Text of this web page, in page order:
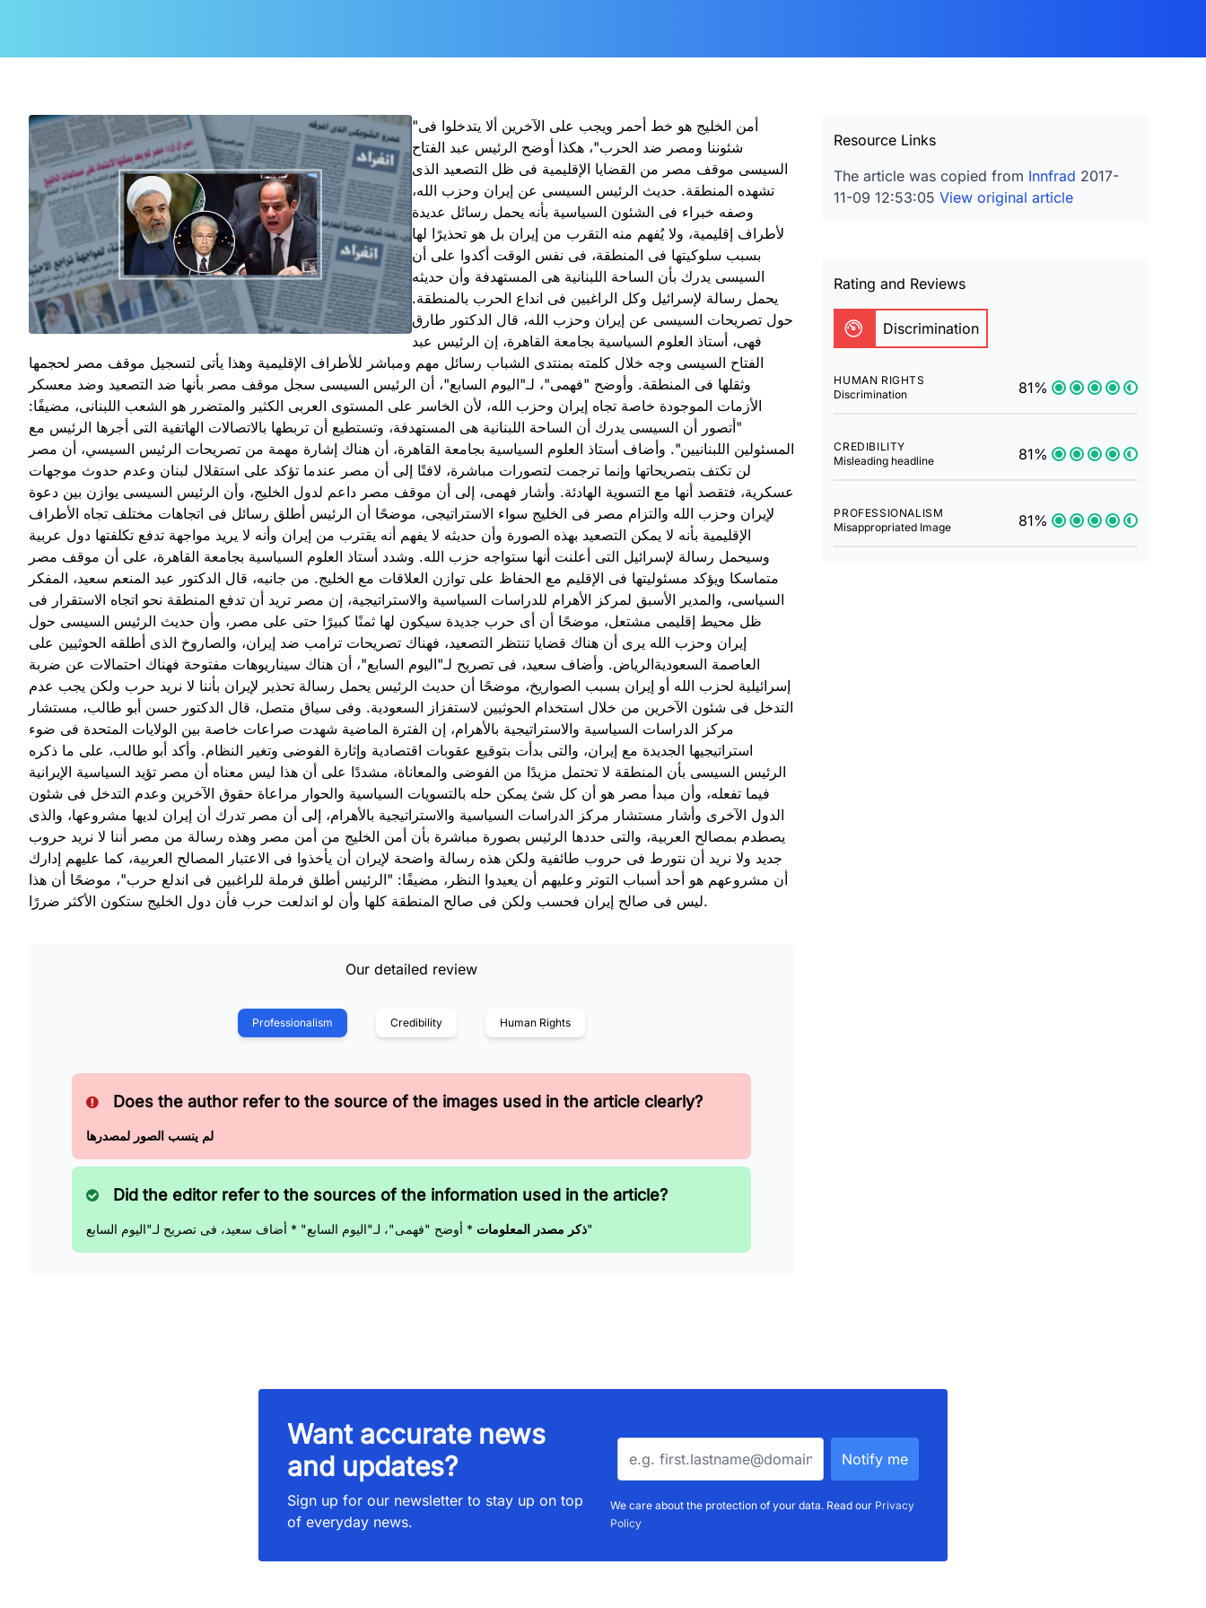
"أمن الخليج هو خط أحمر ويجب على الآخرين ألا يتدخلوا فى
شئوننا ومصر ضد الحرب"، هكذا أوضح الرئيس عبد الفتاح
السيسى موقف مصر من القضايا الإقليمية فى ظل التصعيد الذى
تشهده المنطقة. حديث الرئيس السيسى عن إيران وحزب الله،
وصفه خبراء فى الشئون السياسية بأنه يحمل رسائل عديدة
لأطراف إقليمية، ولا يُفهم منه التقرب من إيران بل هو تحذيرًا لها
بسبب سلوكيتها فى المنطقة، فى نفس الوقت أكدوا على أن
السيسى يدرك بأن الساحة اللبنانية هى المستهدفة وأن حديثه
يحمل رسالة لإسرائيل وكل الراغبين فى انداع الحرب بالمنطقة.
حول تصريحات السيسى عن إيران وحزب الله، قال الدكتور طارق
فهى، أستاذ العلوم السياسية بجامعة القاهرة، إن الرئيس عبد
الفتاح السيسى وجه خلال كلمته بمنتدى الشباب رسائل مهم ومباشر للأطراف الإقليمية وهذا يأتى لتسجيل موقف مصر لحجمها
وثقلها فى المنطقة. وأوضح "فهمى"، لـ"اليوم السابع"، أن الرئيس السيسى سجل موقف مصر بأنها ضد التصعيد وضد معسكر
الأزمات الموجودة خاصة تجاه إيران وحزب الله، لأن الخاسر على المستوى العربى الكثير والمتضرر هو الشعب اللبنانى، مضيفًا:
"أتصور أن السيسى يدرك أن الساحة اللبنانية هى المستهدفة، وتستطيع أن تربطها بالاتصالات الهاتفية التى أجرها الرئيس مع
المسئولين اللبنانيين". وأضاف أستاذ العلوم السياسية بجامعة القاهرة، أن هناك إشارة مهمة من تصريحات الرئيس السيسي، أن مصر
لن تكتف بتصريحاتها وإنما ترجمت لتصورات مباشرة، لافتًا إلى أن مصر عندما تؤكد على استقلال لبنان وعدم حدوث موجهات
عسكرية، فتقصد أنها مع التسوية الهادئة. وأشار فهمى، إلى أن موقف مصر داعم لدول الخليج، وأن الرئيس السيسى يوازن بين دعوة
لإيران وحزب الله والتزام مصر فى الخليج سواء الاستراتيجى، موضحًا أن الرئيس أطلق رسائل فى اتجاهات مختلف تجاه الأطراف
الإقليمية بأنه لا يمكن التصعيد بهذه الصورة وأن حديثه لا يفهم أنه يقترب من إيران وأنه لا يريد مواجهة تدفع تكلفتها دول عربية
وسيحمل رسالة لإسرائيل التى أعلنت أنها ستواجه حزب الله. وشدد أستاذ العلوم السياسية بجامعة القاهرة، على أن موقف مصر
متماسكا ويؤكد مسئوليتها فى الإقليم مع الحفاظ على توازن العلاقات مع الخليج. من جانبه، قال الدكتور عبد المنعم سعيد، المفكر
السياسى، والمدير الأسبق لمركز الأهرام للدراسات السياسية والاستراتيجية، إن مصر تريد أن تدفع المنطقة نحو اتجاه الاستقرار فى
ظل محيط إقليمى مشتعل، موضحًا أن أى حرب جديدة سيكون لها ثمنًا كبيرًا حتى على مصر، وأن حديث الرئيس السيسى حول
إيران وحزب الله يرى أن هناك قضايا تنتظر التصعيد، فهناك تصريحات ترامب ضد إيران، والصاروخ الذى أطلقه الحوثيين على
العاصمة السعوديةالرياض. وأضاف سعيد، فى تصريح لـ"اليوم السابع"، أن هناك سيناريوهات مفتوحة فهناك احتمالات عن ضربة
إسرائيلية لحزب الله أو إيران بسبب الصواريخ، موضحًا أن حديث الرئيس يحمل رسالة تحذير لإيران بأننا لا نريد حرب ولكن يجب عدم
التدخل فى شئون الآخرين من خلال استخدام الحوثيين لاستفزاز السعودية. وفى سياق متصل، قال الدكتور حسن أبو طالب، مستشار
مركز الدراسات السياسية والاستراتيجية بالأهرام، إن الفترة الماضية شهدت صراعات خاصة بين الولايات المتحدة فى ضوء
استراتيجيها الجديدة مع إيران، والتى بدأت بتوقيع عقوبات اقتصادية وإثارة الفوضى وتغير النظام. وأكد أبو طالب، على ما ذكره
الرئيس السيسى بأن المنطقة لا تحتمل مزيدًا من الفوضى والمعاناة، مشددًا على أن هذا ليس معناه أن مصر تؤيد السياسية الإيرانية
فيما تفعله، وأن مبدأ مصر هو أن كل شئ يمكن حله بالتسويات السياسية والحوار مراعاة حقوق الآخرين وعدم التدخل فى شئون
الدول الآخرى وأشار مستشار مركز الدراسات السياسية والاستراتيجية بالأهرام، إلى أن مصر تدرك أن إيران لديها مشروعها، والذى
يصطدم بمصالح العربية، والتى حددها الرئيس بصورة مباشرة بأن أمن الخليج من أمن مصر وهذه رسالة من مصر أننا لا نريد حروب
جديد ولا نريد أن نتورط فى حروب طائفية ولكن هذه رسالة واضحة لإيران أن يأخذوا فى الاعتبار المصالح العربية، كما عليهم إدارك
أن مشروعهم هو أحد أسباب التوتر وعليهم أن يعيدوا النظر، مضيفًا: "الرئيس أطلق فرملة للراغبين فى اندلع حرب"، موضحًا أن هذا
ليس فى صالح إيران فحسب ولكن فى صالح المنطقة كلها وأن لو اندلعت حرب فأن دول الخليج ستكون الأكثر ضررًا.
Our detailed review
Professionalism Credibility Human Rights
Does the author refer to the source of the images used in the article clearly?
لم ينسب الصور لمصدرها
Did the editor refer to the sources of the information used in the article?
ذكر مصدر المعلومات* أوضح "فهمى"، لـ"اليوم السابع" * أضاف سعيد، فى تصريح لـ"اليوم السابع"
Resource Links
The article was copied from Innfrad 2017-
11-09 12:53:05View original article
Rating and Reviews
Discrimination
HUMAN RIGHTS
Discrimination
81%
CREDIBILITY
Misleading headline
81%
PROFESSIONALISM
Misappropriated Image
81%
Want accurate news
and updates?
Sign up for our newsletter to stay up on top
of everyday news.
We care about the protection of your data. Read our Privacy
Policy